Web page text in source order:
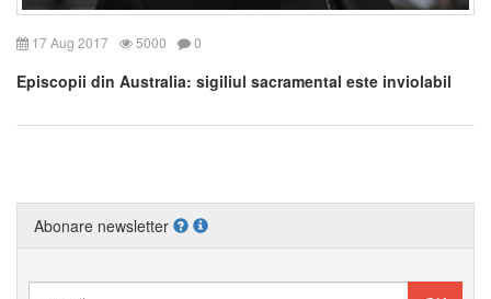
17 Aug 2017 5000 0
Episcopii din Australia: sigiliul sacramental este inviolabil
Abonare newsletter